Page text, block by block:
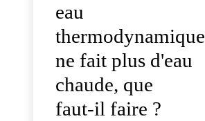
eau
thermodynamique
ne fait plus d'eau
chaude, que
faut-il faire ?